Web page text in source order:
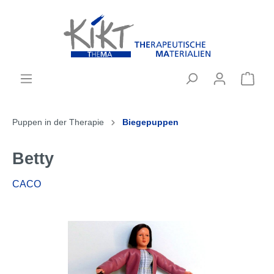
Puppen in der Therapie Biegepuppen
Betty
CACO